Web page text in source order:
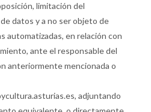
limitación del
datos y a no ser objeto de
automatizadas, en relación con
ante el responsable del
anteriormente mencionada o
adjuntando